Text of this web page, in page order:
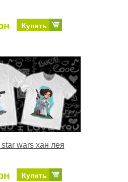
Купить
wars хан лея
Купить